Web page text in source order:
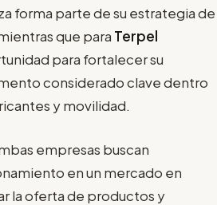
forma parte de su estrategia de
que para Terpel
para fortalecer su
considerado clave dentro
y movilidad.
empresas buscan
en un mercado en
la oferta de productos y